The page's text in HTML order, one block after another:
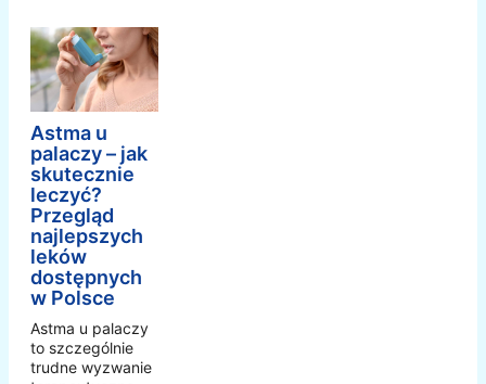
Astma u
palaczy – jak
skutecznie
leczyć?
Przegląd
najlepszych
leków
dostępnych
w Polsce
Astma u palaczy
to szczególnie
trudne wyzwanie